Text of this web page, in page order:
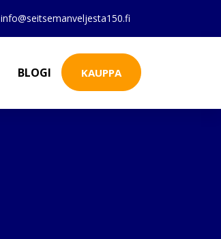
info@seitsemanveljesta150.fi
BLOGI KAUPPA